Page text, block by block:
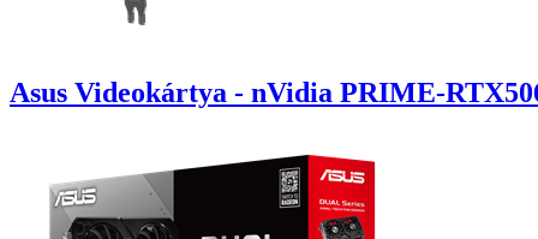
Asus Videokártya - nVidia PRIME-